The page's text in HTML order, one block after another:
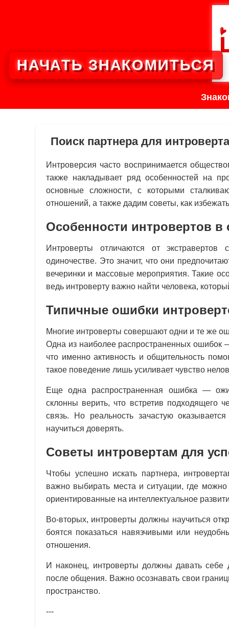
Поиск партнера для
Интроверсия часто воспринимается
также накладывает ряд особенностей на
основные сложности, с которыми
отношений, а также дадим советы, как
Особенности интровертов в
Интроверты отличаются от
одиночестве. Это значит, что они
вечеринки и массовые мероприятия. Такие
ведь интроверту важно найти человека,
Типичные ошибки
Многие интроверты совершают одни и те же
Одна из наиболее распространенных ошибок
что именно активность и общительность
такое поведение лишь усиливает чувство
Еще одна распространенная ошибка —
склонны верить, что встретив подходящего
связь. Но реальность зачастую
научиться доверять.
Советы интровертам для
Чтобы успешно искать партнера,
важно выбирать места и ситуации, где
ориентированные на интеллектуальное
Во-вторых, интроверты должны научиться
боятся показаться навязчивыми или
отношения.
И наконец, интроверты должны давать себе
после общения. Важно осознавать свои
пространство.
---
НАЧАТЬ ЗНАКОМИТЬСЯ